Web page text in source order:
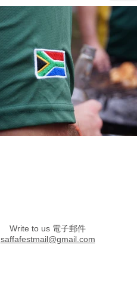
Write to us 電子郵件
saffafestmail@gmail.com